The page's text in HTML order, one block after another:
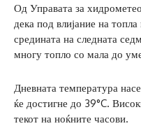
Од Управата за
дека под влијание на
средината на следната
многу топло со мала до
Дневната температура
ќе достигне до 39°C.
текот на ноќните часови.